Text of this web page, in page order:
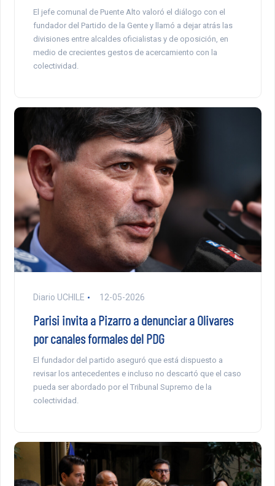
El jefe comunal de Puente Alto valoró el diálogo con el
fundador del Partido de la Gente y llamó a dejar atrás las
divisiones entre alcaldes oficialistas y de oposición, en
medio de crecientes gestos de acercamiento con la
colectividad.
Diario UCHILE 12-05-2026
Parisi invita a Pizarro a denunciar a Olivares
por canales formales del PDG
El fundador del partido aseguró que está dispuesto a
revisar los antecedentes e incluso no descartó que el caso
pueda ser abordado por el Tribunal Supremo de la
colectividad.